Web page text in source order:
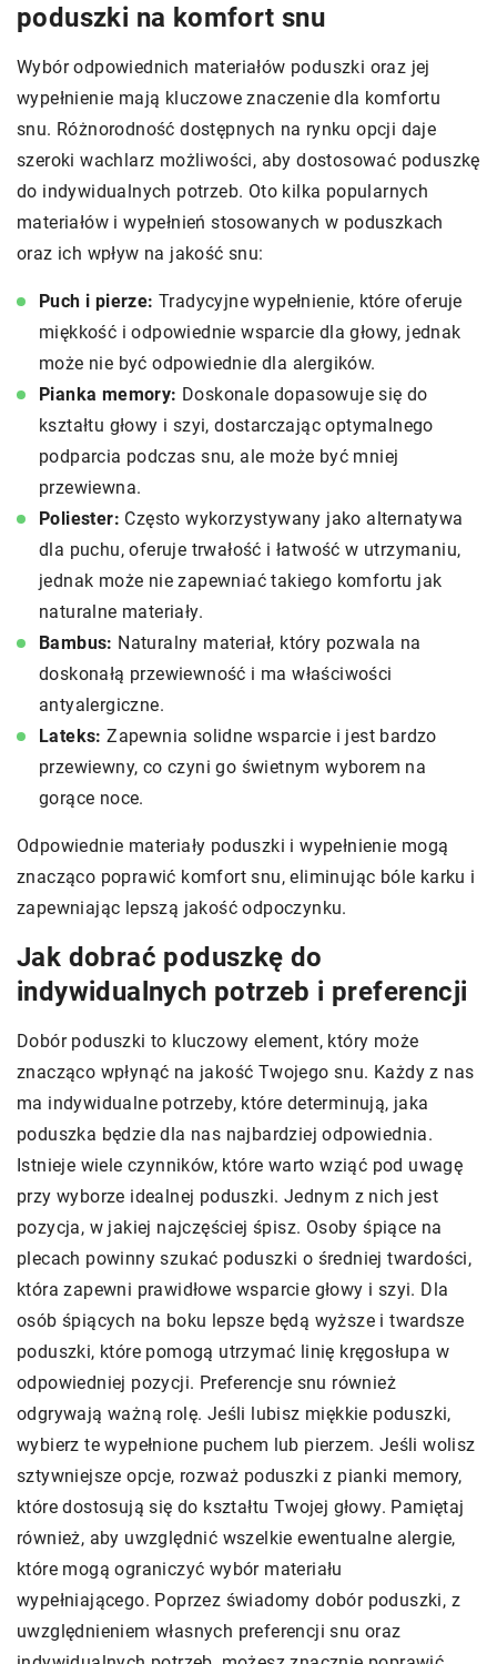
poduszki na komfort snu
Wybór odpowiednich materiałów poduszki oraz jej
wypełnienie mają kluczowe znaczenie dla komfortu
snu. Różnorodność dostępnych na rynku opcji daje
szeroki wachlarz możliwości, aby dostosować poduszkę
do indywidualnych potrzeb. Oto kilka popularnych
materiałów i wypełnień stosowanych w poduszkach
oraz ich wpływ na jakość snu:
Puch i pierze: Tradycyjne wypełnienie, które oferuje
miękkość i odpowiednie wsparcie dla głowy, jednak
może nie być odpowiednie dla alergików.
Pianka memory: Doskonale dopasowuje się do
kształtu głowy i szyi, dostarczając optymalnego
podparcia podczas snu, ale może być mniej
przewiewna.
Poliester: Często wykorzystywany jako alternatywa
dla puchu, oferuje trwałość i łatwość w utrzymaniu,
jednak może nie zapewniać takiego komfortu jak
naturalne materiały.
Bambus: Naturalny materiał, który pozwala na
doskonałą przewiewność i ma właściwości
antyalergiczne.
Lateks: Zapewnia solidne wsparcie i jest bardzo
przewiewny, co czyni go świetnym wyborem na
gorące noce.
Odpowiednie materiały poduszki i wypełnienie mogą
znacząco poprawić komfort snu, eliminując bóle karku i
zapewniając lepszą jakość odpoczynku.
Jak dobrać poduszkę do
indywidualnych potrzeb i preferencji
Dobór poduszki to kluczowy element, który może
znacząco wpłynąć na jakość Twojego snu. Każdy z nas
ma indywidualne potrzeby, które determinują, jaka
poduszka będzie dla nas najbardziej odpowiednia.
Istnieje wiele czynników, które warto wziąć pod uwagę
przy wyborze idealnej poduszki. Jednym z nich jest
pozycja, w jakiej najczęściej śpisz. Osoby śpiące na
plecach powinny szukać poduszki o średniej twardości,
która zapewni prawidłowe wsparcie głowy i szyi. Dla
osób śpiących na boku lepsze będą wyższe i twardsze
poduszki, które pomogą utrzymać linię kręgosłupa w
odpowiedniej pozycji. Preferencje snu również
odgrywają ważną rolę. Jeśli lubisz miękkie poduszki,
wybierz te wypełnione puchem lub pierzem. Jeśli wolisz
sztywniejsze opcje, rozważ poduszki z pianki memory,
które dostosują się do kształtu Twojej głowy. Pamiętaj
również, aby uwzględnić wszelkie ewentualne alergie,
które mogą ograniczyć wybór materiału
wypełniającego. Poprzez świadomy dobór poduszki, z
uwzględnieniem własnych preferencji snu oraz